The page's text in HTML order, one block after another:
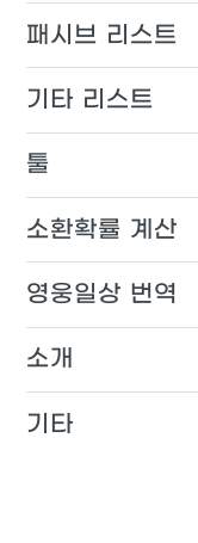
패시브 리스트
기타 리스트
툴
소환확률 계산
영웅일상 번역
소개
기타